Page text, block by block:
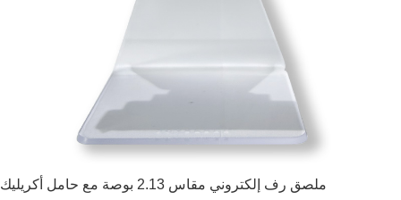
ملصق رف إلكتروني مقاس 2.13 بوصة مع حامل أكريليك